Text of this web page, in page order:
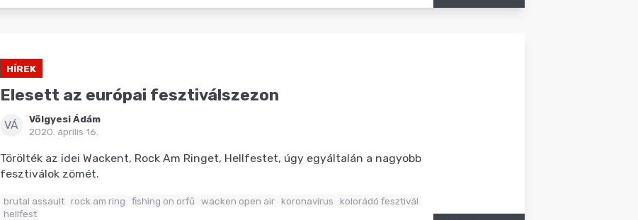
HÍREK
Elesett az európai fesztiválszezon
VÁ
Völgyesi Ádám
2020. április 16.
Törölték az idei Wackent, Rock Am Ringet, Hellfestet, úgy egyáltalán a nagyobb
fesztiválok zömét.
brutal assault rock am ring fishing on orfű wacken open air koronavírus
kolorádó fesztivál
hellfest